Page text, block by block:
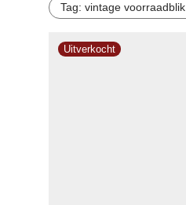
Tag: vintage voorraadblik